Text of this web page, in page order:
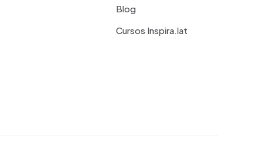
Blog
Cursos Inspira.lat